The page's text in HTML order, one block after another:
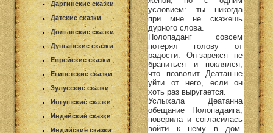
Даргинские сказки
Датские сказки
Долганские сказки
Дунганские сказки
Еврейские сказки
Египетские сказки
Зулусские сказки
Ингушские сказки
Индейские сказки
Индийские сказки
условием: ты никогда
при мне не скажешь
дурного слова.
Полопаданг совсем
потерял голову от
радости. Он-зарекся не
браниться и поклялся,
что позволит Деатан-не
уйти от него, если он
хоть раз выругается.
Услыхала Деатанна
обещание Полопадаига,
поверила и согласилась
войти к нему в дом.